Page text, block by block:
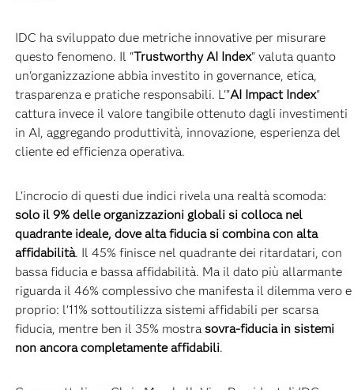
IDC ha sviluppato due metriche innovative per misurare
questo fenomeno. Il "Trustworthy AI Index" valuta quanto
un'organizzazione abbia investito in governance, etica,
trasparenza e pratiche responsabili. L'"AI Impact Index"
cattura invece il valore tangibile ottenuto dagli investimenti
in AI, aggregando produttività, innovazione, esperienza del
cliente ed efficienza operativa.
L'incrocio di questi due indici rivela una realtà scomoda:
solo il 9% delle organizzazioni globali si colloca nel
quadrante ideale, dove alta fiducia si combina con alta
affidabilità. Il 45% finisce nel quadrante dei ritardatari, con
bassa fiducia e bassa affidabilità. Ma il dato più allarmante
riguarda il 46% complessivo che manifesta il dilemma vero e
proprio: l'11% sottoutilizza sistemi affidabili per scarsa
fiducia, mentre ben il 35% mostra sovra-fiducia in sistemi
non ancora completamente affidabili.